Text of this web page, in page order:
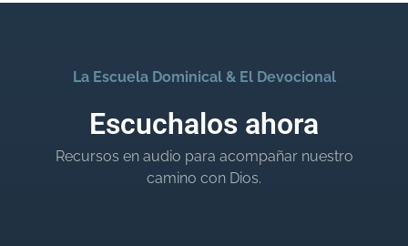
La Escuela Dominical & El Devocional
Escuchalos ahora
Recursos en audio para acompañar nuestro
camino con Dios.